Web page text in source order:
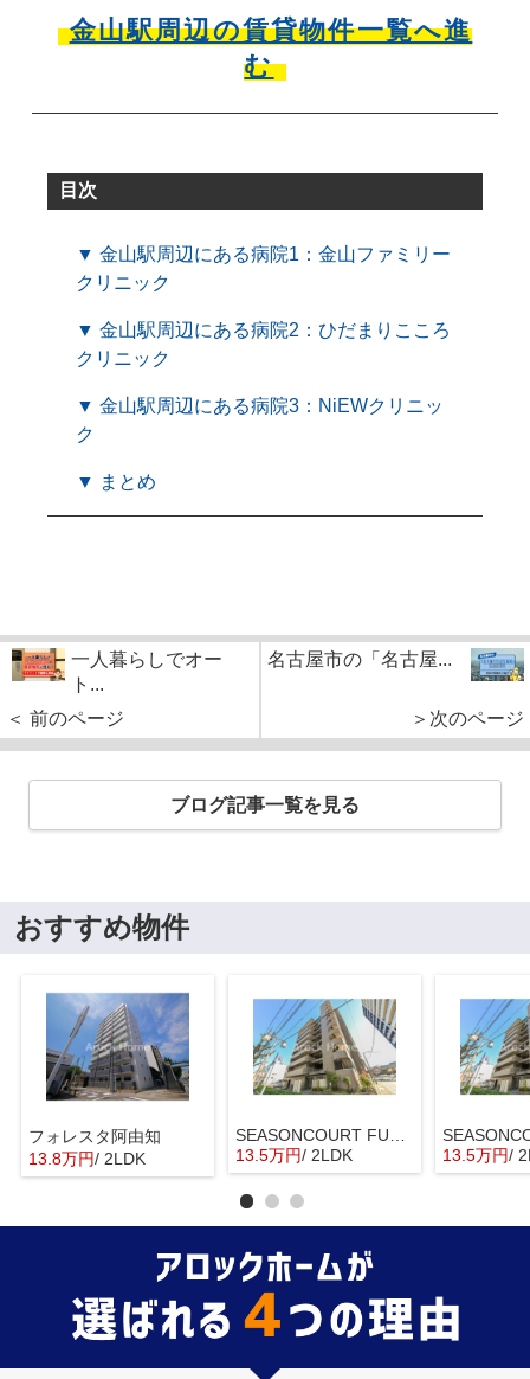
金山駅周辺の賃貸物件一覧へ進
む
目次
▼ 金山駅周辺にある病院1：金山ファミリー
クリニック
▼ 金山駅周辺にある病院2：ひだまりこころ
クリニック
▼ 金山駅周辺にある病院3：NiEWクリニッ
ク
▼ まとめ
一人暮らしでオー
ト...
＜ 前のページ
名古屋市の「名古屋...
＞次のページ
ブログ記事一覧を見る
おすすめ物件
フォレスタ阿由知
13.8万円/ 2LDK
13.5万円/ 2LDK 13.5万円/